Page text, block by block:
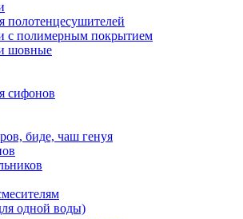
с полимерным покрытием
шовные
сифонов
биде, чаш генуя
одной воды)